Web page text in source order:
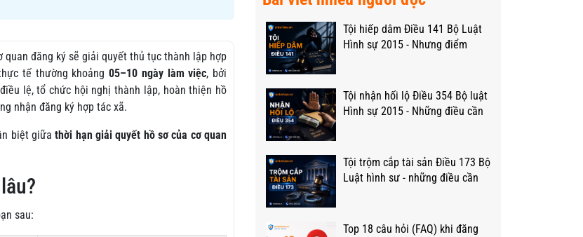
đăng ký sẽ giải quyết thủ tục thành lập hợp
tế thường khoảng 05–10 ngày làm việc, bởi
lệ, tổ chức hội nghị thành lập, hoàn thiện hồ
nhận đăng ký hợp tác xã.
biệt giữathời hạn giải quyết hồ sơ của cơ quan
sau:
Tội hiếp dâm Điều 141 Bộ Luật
Hình sự 2015 - Nhưng điểm
Tội nhận hối lộ Điều 354 Bộ luật
Hình sự 2015 - Những điều cần
Tội trộm cắp tài sản Điều 173 Bộ
Luật hình sư - những điều cần
Top 18 câu hỏi (FAQ) khi đăng